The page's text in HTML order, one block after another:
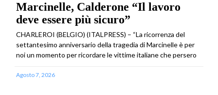
Marcinelle, Calderone “Il lavoro
deve essere più sicuro”
CHARLEROI (BELGIO) (ITALPRESS) – “La ricorrenza del
settantesimo anniversario della tragedia di Marcinelle è per
noi un momento per ricordare le vittime italiane che persero
Agosto 7, 2026